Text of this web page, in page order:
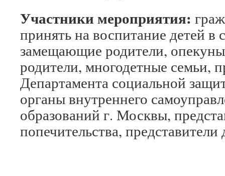
Участники мероприятия:
принять на воспитание детей в
замещающие родители,
родители, многодетные семьи,
Департамента социальной
органы внутреннего
образований г. Москвы,
попечительства,